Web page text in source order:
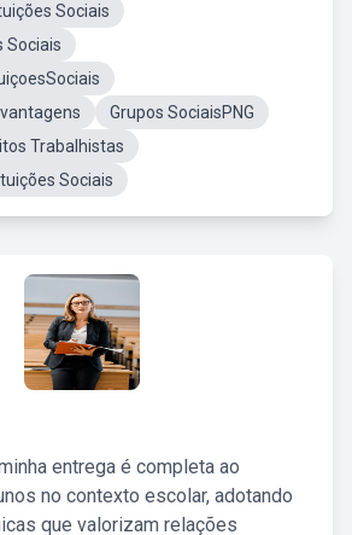
Sociais
Sociais
Grupos SociaisPNG
Trabalhistas
Sociais
entrega é completa ao
no contexto escolar, adotando
que valorizam relações